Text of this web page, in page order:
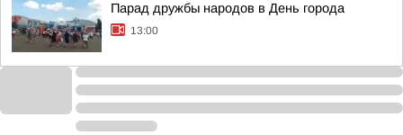
Парад дружбы народов в День города
13:00